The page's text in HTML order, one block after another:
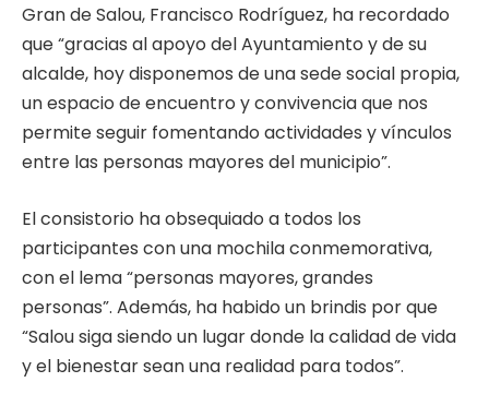
Gran de Salou, Francisco Rodríguez, ha recordado
que “gracias al apoyo del Ayuntamiento y de su
alcalde, hoy disponemos de una sede social propia,
un espacio de encuentro y convivencia que nos
permite seguir fomentando actividades y vínculos
entre las personas mayores del municipio”.
El consistorio ha obsequiado a todos los
participantes con una mochila conmemorativa,
con el lema “personas mayores, grandes
personas”. Además, ha habido un brindis por que
“Salou siga siendo un lugar donde la calidad de vida
y el bienestar sean una realidad para todos”.